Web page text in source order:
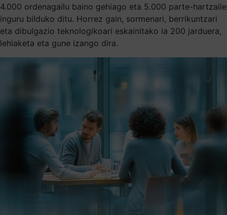
4.000 ordenagailu baino gehiago eta 5.000 parte-hartzaile
inguru bilduko ditu. Horrez gain, sormenari, berrikuntzari
eta dibulgazio teknologikoari eskainitako ia 200 jarduera,
lehiaketa eta gune izango dira.